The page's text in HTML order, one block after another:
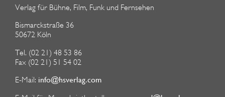
Verlag für Bühne, Film, Funk und Fernsehen
Bismarckstraße 36
50672 Köln
Tel. (02 21) 48 53 86
Fax (02 21) 51 54 02
E-Mail: info@hsverlag.com